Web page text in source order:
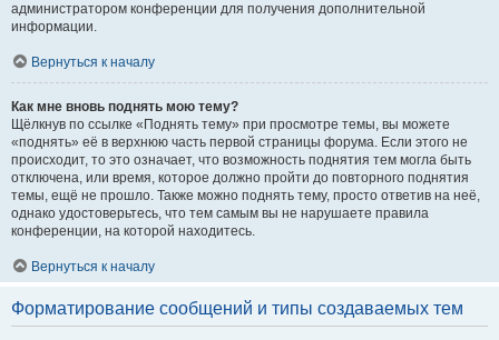
администратором конференции для получения дополнительной
информации.
Вернуться к началу
Как мне вновь поднять мою тему?
Щёлкнув по ссылке «Поднять тему» при просмотре темы, вы можете
«поднять» её в верхнюю часть первой страницы форума. Если этого не
происходит, то это означает, что возможность поднятия тем могла быть
отключена, или время, которое должно пройти до повторного поднятия
темы, ещё не прошло. Также можно поднять тему, просто ответив на неё,
однако удостоверьтесь, что тем самым вы не нарушаете правила
конференции, на которой находитесь.
Вернуться к началу
Форматирование сообщений и типы создаваемых тем